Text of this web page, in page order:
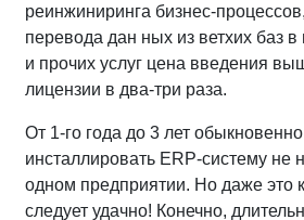
реинжиниринга бизнес-
перевода дан ных из ветхих баз
и прочих услуг цена введения
лицензии в два-три раза.
От 1-го года до 3 лет
инсталлировать ERP-систему не
одном предприятии. Но даже это
следует удачно! Конечно,